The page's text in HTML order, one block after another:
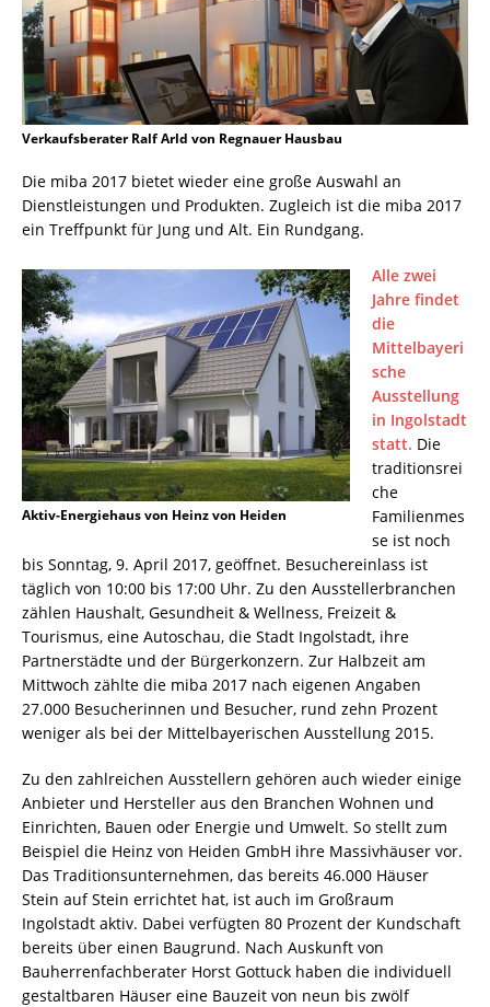
Verkaufsberater Ralf Arld von Regnauer Hausbau
Die miba 2017 bietet wieder eine große Auswahl an
Dienstleistungen und Produkten. Zugleich ist die miba 2017
ein Treffpunkt für Jung und Alt. Ein Rundgang.
Aktiv-Energiehaus von Heinz von Heiden
Alle zwei
Jahre findet
die
Mittelbayeri
sche
Ausstellung
in Ingolstadt
statt. Die
traditionsrei
che
Familienmes
se ist noch
bis Sonntag, 9. April 2017, geöffnet. Besuchereinlass ist
täglich von 10:00 bis 17:00 Uhr. Zu den Ausstellerbranchen
zählen Haushalt, Gesundheit & Wellness, Freizeit &
Tourismus, eine Autoschau, die Stadt Ingolstadt, ihre
Partnerstädte und der Bürgerkonzern. Zur Halbzeit am
Mittwoch zählte die miba 2017 nach eigenen Angaben
27.000 Besucherinnen und Besucher, rund zehn Prozent
weniger als bei der Mittelbayerischen Ausstellung 2015.
Zu den zahlreichen Ausstellern gehören auch wieder einige
Anbieter und Hersteller aus den Branchen Wohnen und
Einrichten, Bauen oder Energie und Umwelt. So stellt zum
Beispiel die Heinz von Heiden GmbH ihre Massivhäuser vor.
Das Traditionsunternehmen, das bereits 46.000 Häuser
Stein auf Stein errichtet hat, ist auch im Großraum
Ingolstadt aktiv. Dabei verfügten 80 Prozent der Kundschaft
bereits über einen Baugrund. Nach Auskunft von
Bauherrenfachberater Horst Gottuck haben die individuell
gestaltbaren Häuser eine Bauzeit von neun bis zwölf